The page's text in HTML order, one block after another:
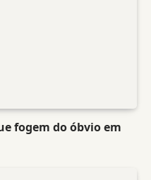
fogem do óbvio em